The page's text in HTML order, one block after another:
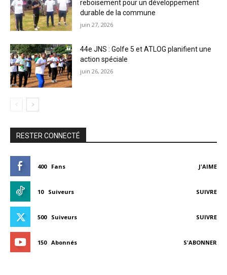
reboisement pour un développement
durable de la commune
juin 27, 2026
44e JNS : Golfe 5 et ATLOG planifient une
action spéciale
juin 26, 2026
RESTER CONNECTÉ
400 Fans J'AIME
10 Suiveurs SUIVRE
500 Suiveurs SUIVRE
150 Abonnés S'ABONNER